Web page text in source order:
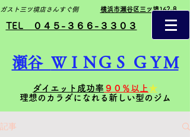
TEL ０４５-３６６-３３０３
ガスト三ツ境店さんすぐ側 横浜市瀬谷区三ツ境162-8
瀬谷 ＷＩＮＧＳ ＧＹＭ
ダイエット成功率 ９０％以上 ★
理想のカラダになれる新しい型のジム
記事